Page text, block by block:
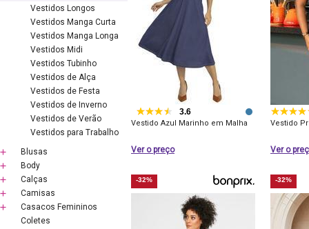
Vestidos Longos
Vestidos Manga Curta
Vestidos Manga Longa
Vestidos Midi
Vestidos Tubinho
Vestidos de Alça
Vestidos de Festa
Vestidos de Inverno
Vestidos de Verão
Vestidos para Trabalho
Blusas
Body
Calças
Camisas
Casacos Femininos
Coletes
3.6
Vestido Azul Marinho em Malha
Ver o preço
Vestido
Ver o
-32% -32%